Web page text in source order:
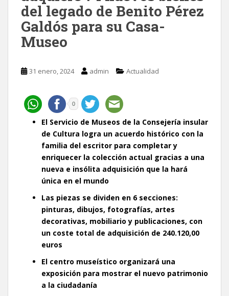
del legado de Benito Pérez
Galdós para su Casa-
Museo
31 enero, 2024 admin Actualidad
0
El Servicio de Museos de la Consejería insular
de Cultura logra un acuerdo histórico con la
familia del escritor para completar y
enriquecer la colección actual gracias a una
nueva e insólita adquisición que la hará
única en el mundo
Las piezas se dividen en 6 secciones:
pinturas, dibujos, fotografías, artes
decorativas, mobiliario y publicaciones, con
un coste total de adquisición de 240.120,00
euros
El centro museístico organizará una
exposición para mostrar el nuevo patrimonio
a la ciudadanía